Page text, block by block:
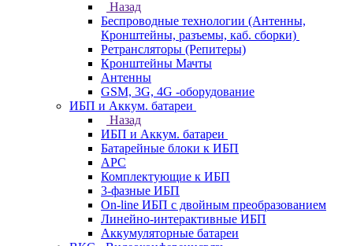
Назад
Беспроводные технологии (Антенны,
Кронштейны, разъемы, каб. сборки)
Ретрансляторы (Репитеры)
Кронштейны Мачты
Антенны
GSM, 3G, 4G -оборудование
ИБП и Аккум. батареи
Назад
ИБП и Аккум. батареи
Батарейные блоки к ИБП
APC
Комплектующие к ИБП
3-фазные ИБП
On-line ИБП с двойным преобразованием
Линейно-интерактивные ИБП
Аккумуляторные батареи